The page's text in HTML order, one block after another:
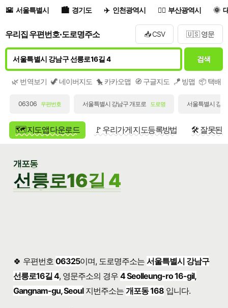
서울특별시 경기도 인천광역시 부산광역시
우리집 우편번호·도로명주소 📥 CSV 🇺🇸 영문
검색
🌿 번역보기 🦖 네이버지도 🐤 카카오맵 🧭 구글지도 🪁 빙맵 📦 택배/
06306 우편번호 서울특별시 강남구 개포로 도로명 서울특별시 강
🗺️ 지도앱 다운로드 🚩 우리가게 지도등록방법 🛠️ 잘못된
개포동
선릉로16길 4
🍀 우편번호 06325이며, 도로명주소는서울특별시 강남구
선릉로16길 4, 영문주소의 경우4 Seolleung-ro 16-gil,
Gangnam-gu, Seoul지번주소는개포동 168 입니다.